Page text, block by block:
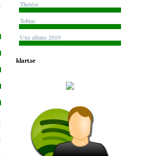
Therése
Tobias
Ung allians 2010
klart.se